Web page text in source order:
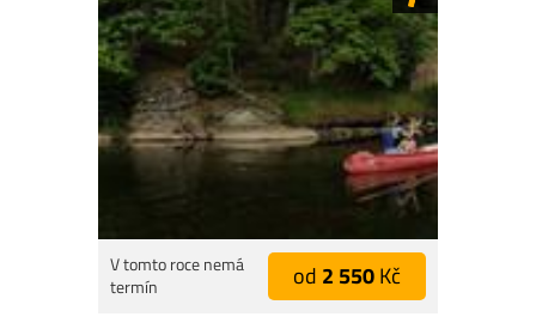
V tomto roce nemá
termín
od 2 550Kč